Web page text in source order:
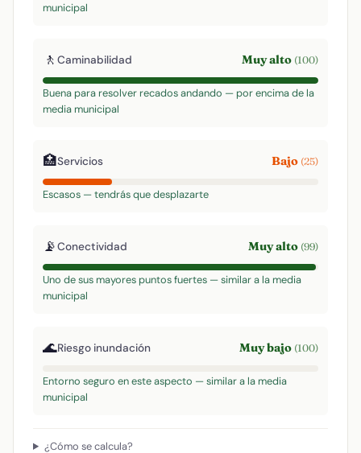
municipal
🚶 Caminabilidad Muy alto (100)
Buena para resolver recados andando — por encima de la
media municipal
🏥Servicios Bajo (25)
Escasos — tendrás que desplazarte
📡Conectividad Muy alto (99)
Uno de sus mayores puntos fuertes — similar a la media
municipal
🌊Riesgo inundación Muy bajo (100)
Entorno seguro en este aspecto — similar a la media
municipal
¿Cómo se calcula?